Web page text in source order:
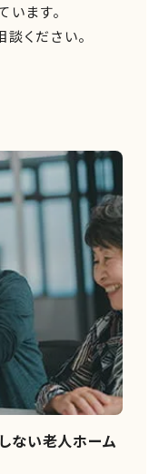
ます。
ください。
ない老人ホーム